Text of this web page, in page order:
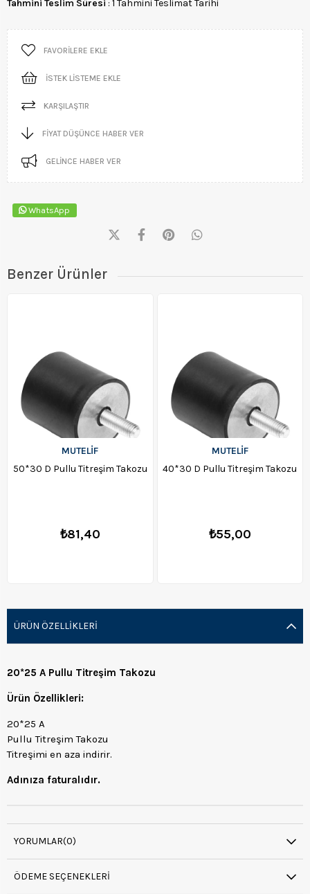
Tahmini Teslim Süresi : 1 Tahmini Teslimat Tarihi
FAVORILERE EKLE
İSTEK LISTEME EKLE
KARŞILAŞTIR
FIYAT DÜŞÜNCE HABER VER
GELINCE HABER VER
WhatsApp
Benzer Ürünler
MUTELİF
50*30 D Pullu Titreşim Takozu
₺81,40
MUTELİF
40*30 D Pullu Titreşim Takozu
₺55,00
ÜRÜN ÖZELLIKLERI
20*25 A Pullu Titreşim Takozu
Ürün Özellikleri:
20*25 A
Pullu Titreşim Takozu
Titreşimi en aza indirir.
Adınıza faturalıdır.
YORUMLAR(0)
ÖDEME SEÇENEKLERI